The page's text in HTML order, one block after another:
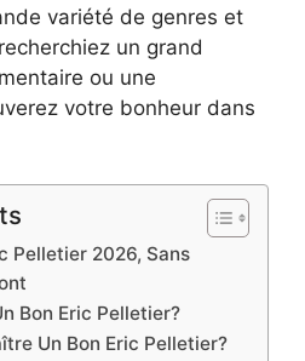
variété de genres et
un grand
ou une
votre bonheur dans
Pelletier 2026, Sans
Bon Eric Pelletier?
Un Bon Eric Pelletier?